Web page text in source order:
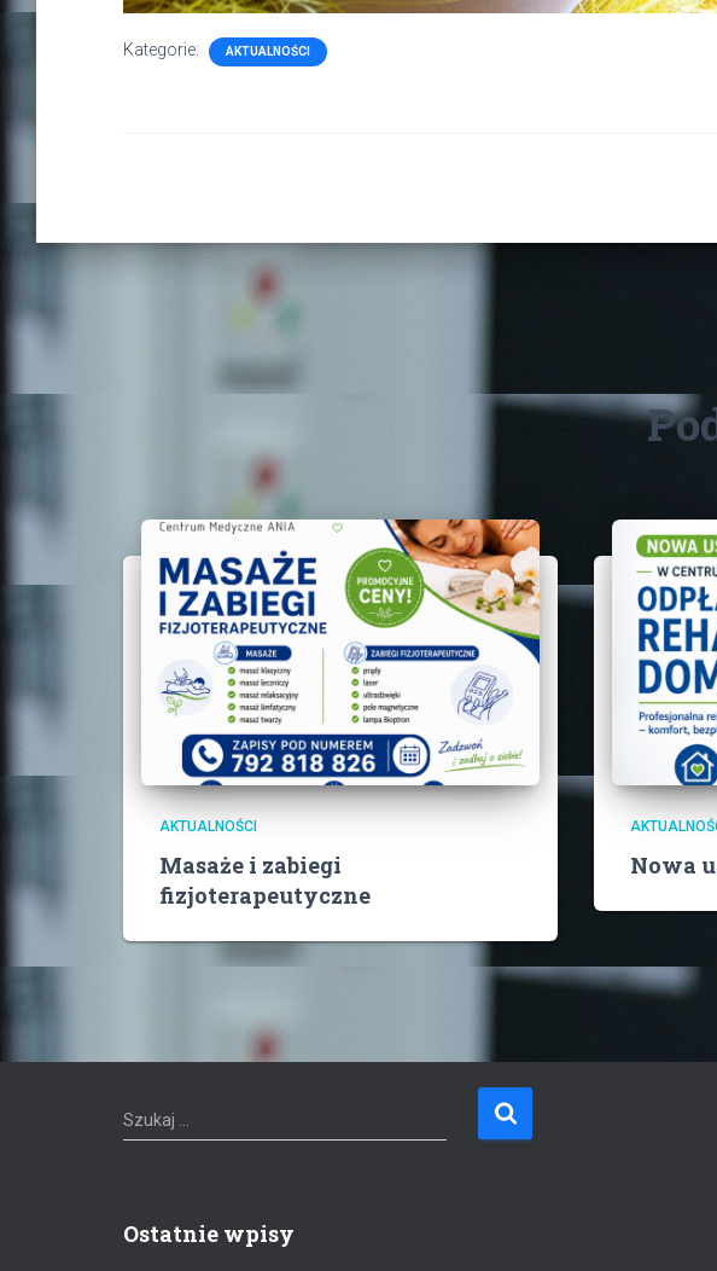
Kategorie: AKTUALNOŚCI
AKTUALNOŚCI
Masaże i zabiegi
fizjoterapeutyczne
Nowa
S
z
j
Szukaj …
Ostatnie wpisy